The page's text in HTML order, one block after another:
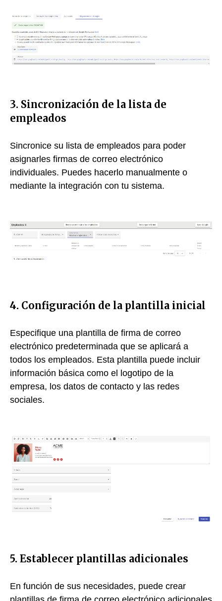
3. Sincronización de la lista de
empleados
Sincronice su lista de empleados para poder
asignarles firmas de correo electrónico
individuales. Puedes hacerlo manualmente o
mediante la integración con tu sistema.
4. Configuración de la plantilla inicial
Especifique una plantilla de firma de correo
electrónico predeterminada que se aplicará a
todos los empleados. Esta plantilla puede incluir
información básica como el logotipo de la
empresa, los datos de contacto y las redes
sociales.
5. Establecer plantillas adicionales
En función de sus necesidades, puede crear